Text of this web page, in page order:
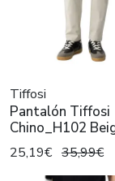
Tiffosi
Pantalón Tiffosi
Chino_H102
Hombre
25,19€ 35,99€